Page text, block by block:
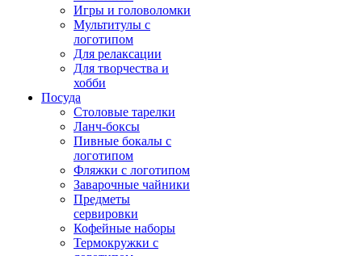
Игры и головоломки
Мультитулы с
логотипом
Для релаксации
Для творчества и
хобби
Посуда
Столовые тарелки
Ланч-боксы
Пивные бокалы с
логотипом
Фляжки с логотипом
Заварочные чайники
Предметы
сервировки
Кофейные наборы
Термокружки с